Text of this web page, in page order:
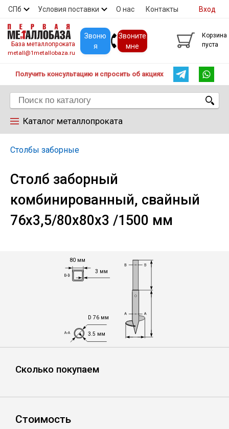
СПб Условия поставки О нас Контакты
Скидки Прайс Покупателям
Вход
База металлопроката
metall@1metallobaza.ru
Звоню
я
Звоните
мне
Корзина
пуста
Получить консультацию и спросить об акциях
Каталог металлопроката
Арматура
Труба профильная
Труба
Уголок
Швеллер
Катанка
Столбы заборные
Столб заборный
комбинированный, свайный
76х3,5/80х80х3 /1500 мм
80 мм
3 мм
D 76 мм
3.5 мм
Сколько покупаем
Стоимость